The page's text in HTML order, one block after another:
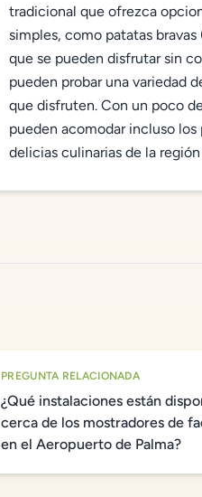
tradicional que ofrezca
simples, como patatas
que se pueden disfrutar sin
pueden probar una variedad
que disfruten. Con un poco
pueden acomodar incluso
delicias culinarias de la
PREGUNTA RELACIONADA
¿Qué instalaciones están
cerca de los mostradores de
en el Aeropuerto de Palma?